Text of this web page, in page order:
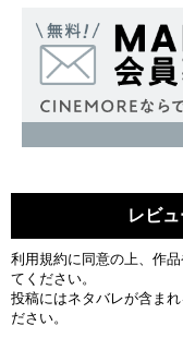
レビ
利用規約に同意の上、作
てください。
投稿にはネタバレが含ま
ださい。